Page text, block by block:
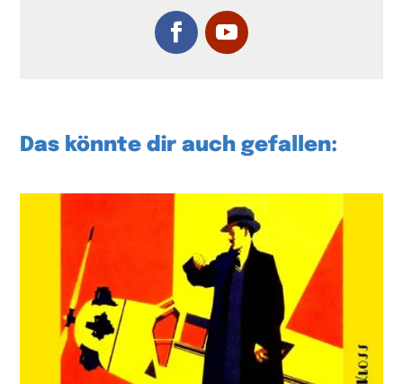
Das könnte dir auch gefallen: